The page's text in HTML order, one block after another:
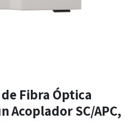
Fibra Óptica
Acoplador SC/APC,